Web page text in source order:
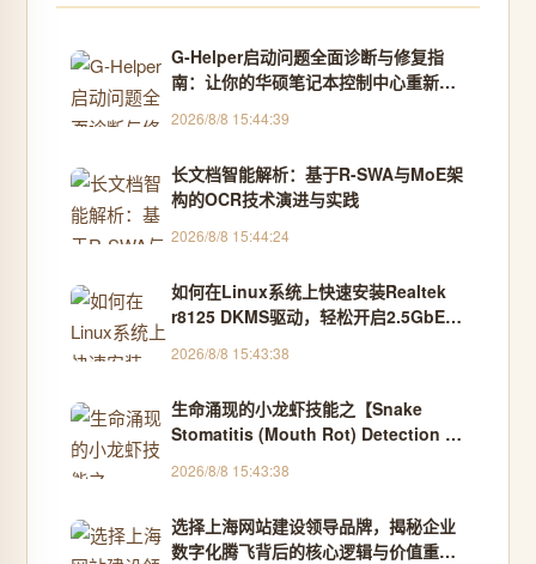
G-Helper启动问题全面诊断与修复指
南：让你的华硕笔记本控制中心重新工
2026/8/8 15:44:39
长文档智能解析：基于R-SWA与MoE架
构的OCR技术演进与实践
2026/8/8 15:44:24
如何在Linux系统上快速安装Realtek
r8125 DKMS驱动，轻松开启2.5GbE高
2026/8/8 15:43:38
生命涌现的小龙虾技能之【Snake
Stomatitis (Mouth Rot) Detection |
2026/8/8 15:43:38
选择上海网站建设领导品牌，揭秘企业
数字化腾飞背后的核心逻辑与价值重塑